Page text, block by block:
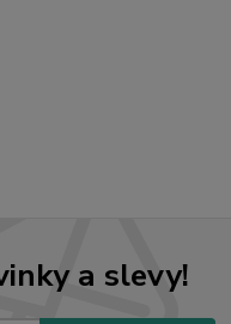
a slevy!